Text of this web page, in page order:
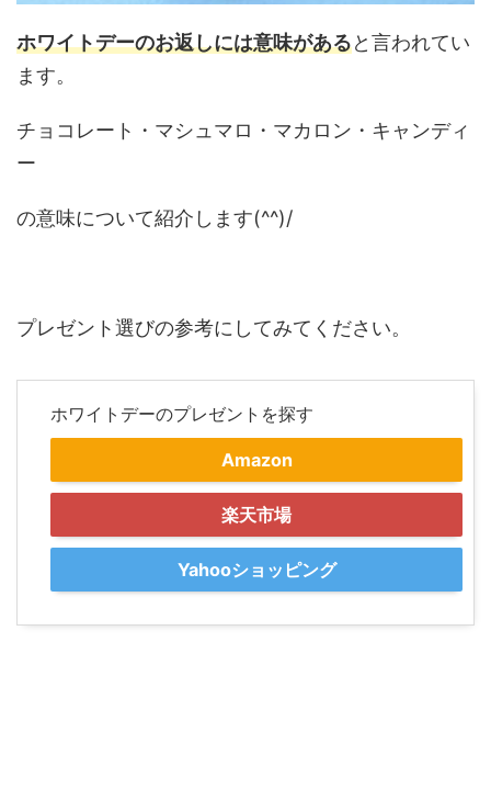
ホワイトデーのお返しには意味があると言われてい
ます。
チョコレート・マシュマロ・マカロン・キャンディ
ー
の意味について紹介します(^^)/
プレゼント選びの参考にしてみてください。
ホワイトデーのプレゼントを探す
Amazon
楽天市場
Yahooショッピング